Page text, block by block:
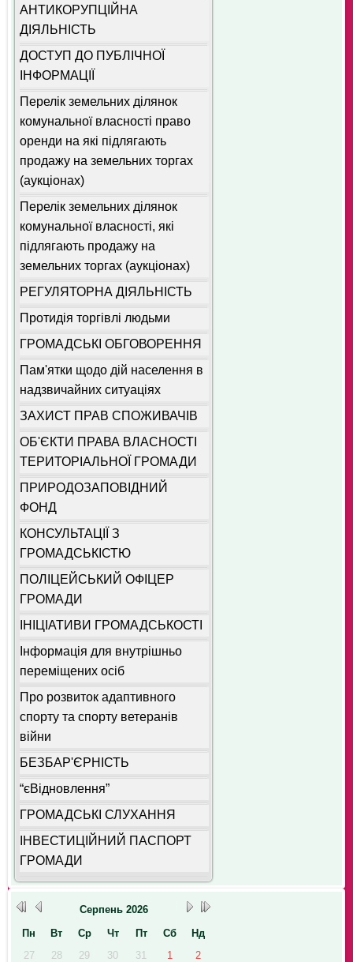
АНТИКОРУПЦІЙНА
ДІЯЛЬНІСТЬ
ДОСТУП ДО ПУБЛІЧНОЇ
ІНФОРМАЦІЇ
Перелік земельних ділянок
комунальної власності право
оренди на які підлягають
продажу на земельних торгах
(аукціонах)
Перелік земельних ділянок
комунальної власності, які
підлягають продажу на
земельних торгах (аукціонах)
РЕГУЛЯТОРНА ДІЯЛЬНІСТЬ
Протидія торгівлі людьми
ГРОМАДСЬКІ ОБГОВОРЕННЯ
Пам'ятки щодо дій населення в
надзвичайних ситуаціях
ЗАХИСТ ПРАВ СПОЖИВАЧІВ
ОБ'ЄКТИ ПРАВА ВЛАСНОСТІ
ТЕРИТОРІАЛЬНОЇ ГРОМАДИ
ПРИРОДОЗАПОВІДНИЙ
ФОНД
КОНСУЛЬТАЦІЇ З
ГРОМАДСЬКІСТЮ
ПОЛІЦЕЙСЬКИЙ ОФІЦЕР
ГРОМАДИ
ІНІЦІАТИВИ ГРОМАДСЬКОСТІ
Інформація для внутрішньо
переміщених осіб
Про розвиток адаптивного
спорту та спорту ветеранів
війни
БЕЗБАР'ЄРНІСТЬ
“єВідновлення”
ГРОМАДСЬКІ СЛУХАННЯ
ІНВЕСТИЦІЙНИЙ ПАСПОРТ
ГРОМАДИ
Серпень 2026
Пн
Вт Ср Чт Пт Сб
Нд
27
28 29 30 31 1 2